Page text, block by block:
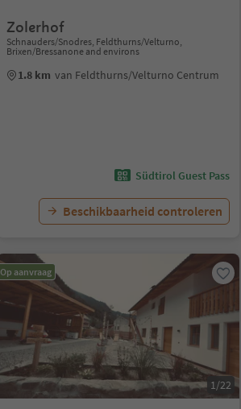
Zolerhof
Schnauders/Snodres, Feldthurns/Velturno,
Brixen/Bressanone and environs
1.8 km van Feldthurns/Velturno Centrum
Südtirol Guest Pass
Beschikbaarheid controleren
Op aanvraag
1/22